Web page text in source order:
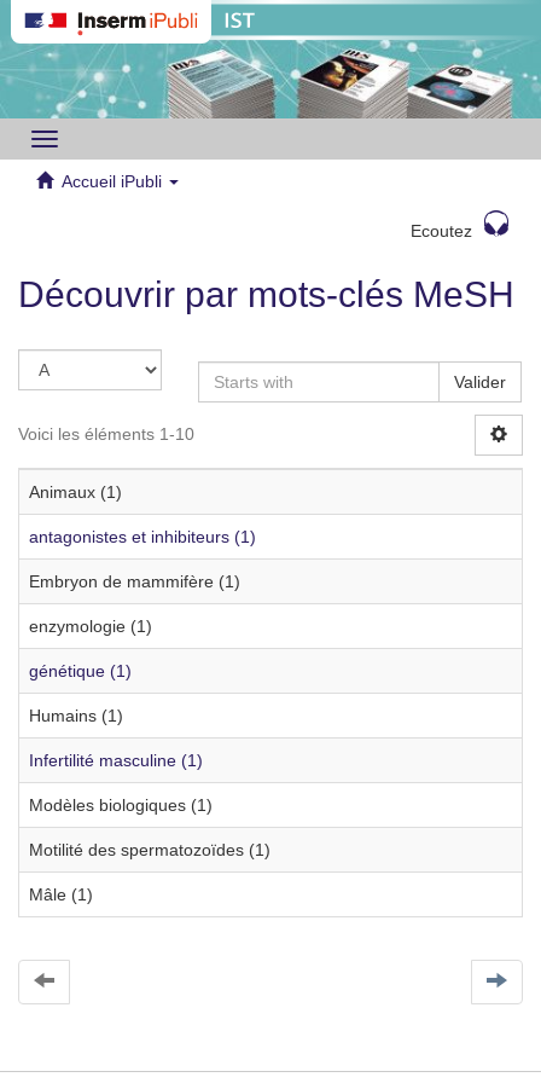
Toggle
navigation
Accueil iPubli
Ecoutez
Découvrir par mots-clés MeSH
Valider
Voici les éléments 1-10
Animaux (1)
antagonistes et inhibiteurs (1)
Embryon de mammifère (1)
enzymologie (1)
génétique (1)
Humains (1)
Infertilité masculine (1)
Modèles biologiques (1)
Motilité des spermatozoïdes (1)
Mâle (1)